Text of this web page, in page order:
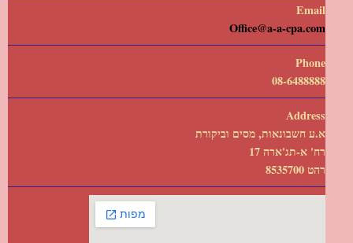
Email
Office@a-a-cpa.com
Phone
08-6488888
Address
א.ע חשבונאות, מסים וביקורת
רח' א-תג'ארה 17
רהט 8535700